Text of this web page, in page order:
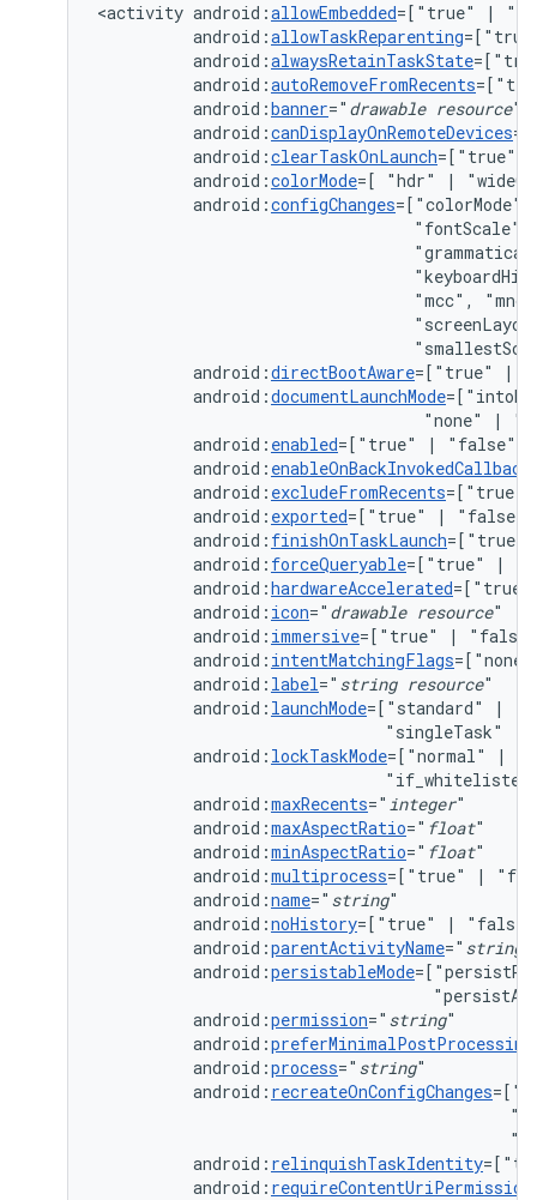
<activity android:allowEmbedded=["true"
|
android:allowTaskReparenting
android:alwaysRetainTaskState
android:autoRemoveFromRecents
android:banner=" drawable resource
android:canDisplayOnRemoteDevices
android:clearTaskOnLaunch=["true"
android:colorMode=[ "hdr"
|
android:configChanges=["colorMode",
"fontScale",
"mcc",
android:directBootAware=["true"
|
android:documentLaunchMode
"none"
|
android: enabled=["true" |
android: enableOnBackInvokedCallback
android: excludeFromRecents=["true"
android: exported=["true" |
android: finishOnTaskLaunch=["true"
android: forceQueryable=["true"
|
android:hardwareAccelerated=["true"
android: icon=" drawable resource
android: immersive=["true"
|
android: intentMatchingFlags=["none"
android: label=" string resource
android: launchMode=["standard" |
"singleTask"
android: lockTaskMode=["normal" |
android:maxRecents=" integer
android:maxAspectRatio=" float
android:minAspectRatio=" float
android:multiprocess=["true"
|
android:name=" string
android:noHistory=["true" |
android:parentActivityName=" string
android:persistableMode
android:permission=" string
android:preferMinimalPostProcessing
android:process=" string
android: recreateOnConfigChanges
android: relinquishTaskIdentity
android: